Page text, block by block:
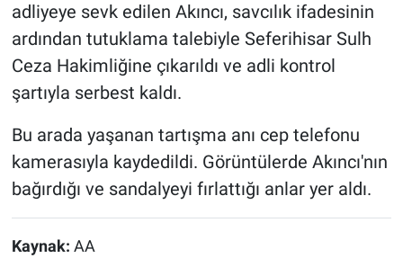
adliyeye sevk edilen Akıncı, savcılık ifadesinin
ardından tutuklama talebiyle Seferihisar Sulh
Ceza Hakimliğine çıkarıldı ve adli kontrol
şartıyla serbest kaldı.
Bu arada yaşanan tartışma anı cep telefonu
kamerasıyla kaydedildi. Görüntülerde Akıncı'nın
bağırdığı ve sandalyeyi fırlattığı anlar yer aldı.
Kaynak: AA